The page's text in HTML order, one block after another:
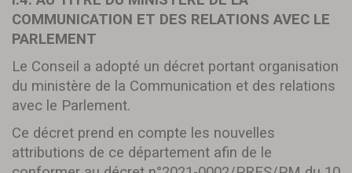
COMMUNICATION ET DES RELATIONS AVEC LE
PARLEMENT
Le Conseil a adopté un décret portant organisation
du ministère de la Communication et des relations
avec le Parlement.
Ce décret prend en compte les nouvelles
attributions de ce département afin de le